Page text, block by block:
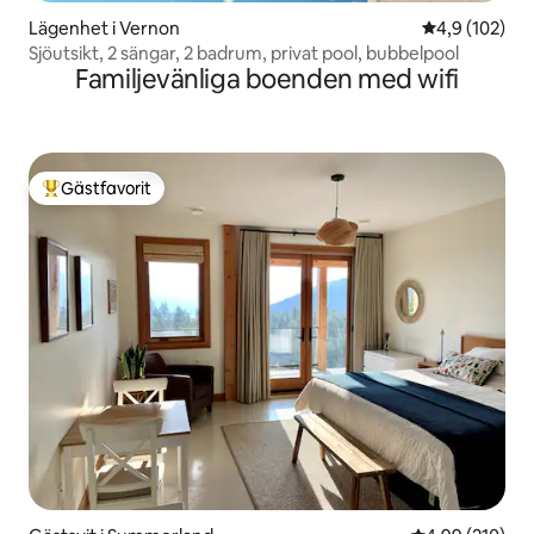
Lägenhet i Vernon 4,9 av 5 i
4,9 (102)
Sjöutsikt, 2 sängar, 2 badrum, privat pool, bubbelpool
Familjevänliga boenden med wifi
Populär gästfavorit
Gästfavorit